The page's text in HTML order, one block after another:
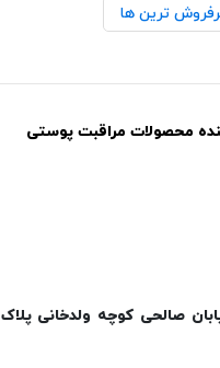
ترین ها
محصولات مراقبت پوستی
صالحی کوچه ولدخانی پلاک